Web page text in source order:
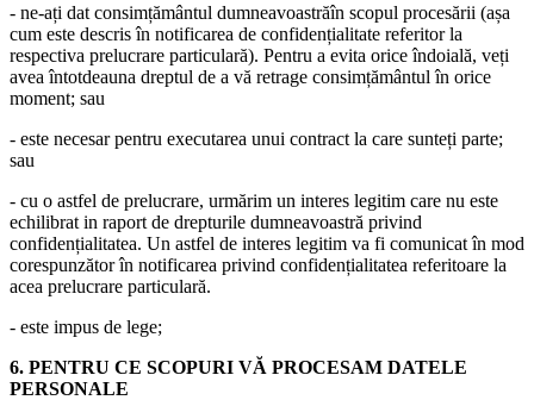
- ne-ați dat consimțământul dumneavoastrăîn scopul procesării (așa
cum este descris în notificarea de confidențialitate referitor la
respectiva prelucrare particulară). Pentru a evita orice îndoială, veți
avea întotdeauna dreptul de a vă retrage consimțământul în orice
moment; sau
- este necesar pentru executarea unui contract la care sunteți parte;
sau
- cu o astfel de prelucrare, urmărim un interes legitim care nu este
echilibrat in raport de drepturile dumneavoastră privind
confidențialitatea. Un astfel de interes legitim va fi comunicat în mod
corespunzător în notificarea privind confidențialitatea referitoare la
acea prelucrare particulară.
- este impus de lege;
6. PENTRU CE SCOPURI VĂ PROCESAM DATELE
PERSONALE